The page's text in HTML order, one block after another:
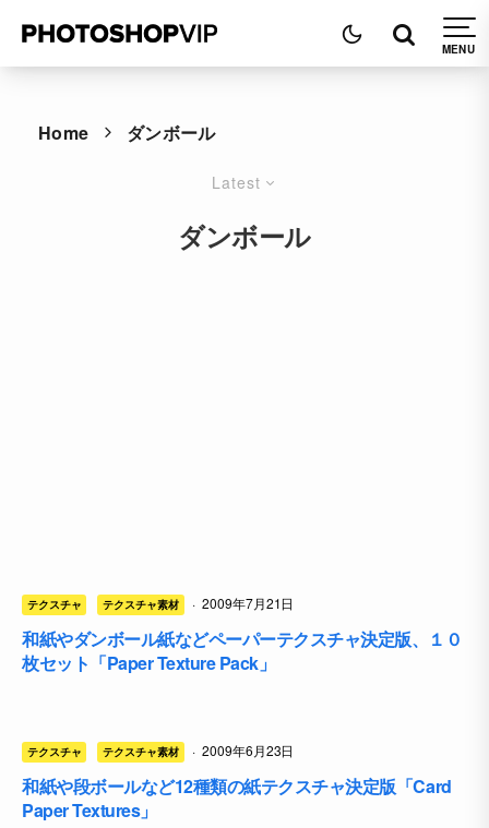
Home ダンボール
Latest
ダンボール
テクスチャ テクスチャ素材 · 2009年7月21日
和紙やダンボール紙などペーパーテクスチャ決定版、１０
枚セット「Paper Texture Pack」
テクスチャ テクスチャ素材 · 2009年6月23日
和紙や段ボールなど12種類の紙テクスチャ決定版「Card
Paper Textures」